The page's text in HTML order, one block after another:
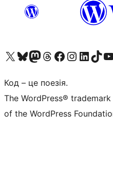
Visit our X (formerly Twitter) account
Visit our Bluesky account
Завітайте до нашої стрічки в Mastodon
Visit our Threads account
Завітайте на нашу сторінку в Facebook
Visit our Instagram account
Visit our LinkedIn
Visit ourVisit
Код – це поезія.
The WordPress®
of the WordPress